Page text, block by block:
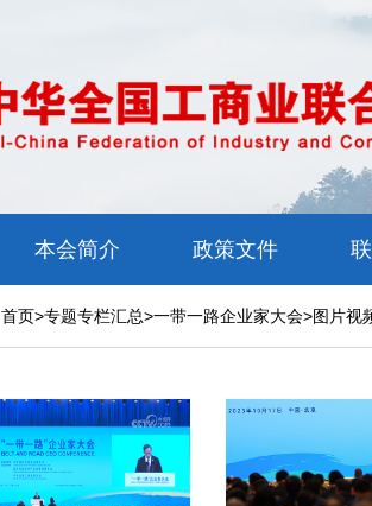
本会简介
工商联概况
章程
政策文件
政策速递
部委
首页>专题专栏汇总>一带一路企业家大会>图片视